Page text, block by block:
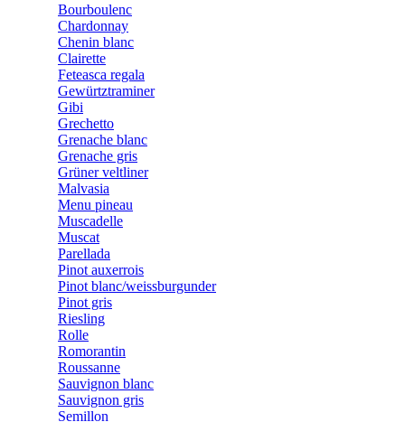
Bourboulenc
Chardonnay
Chenin blanc
Clairette
Feteasca regala
Gewürtztraminer
Gibi
Grechetto
Grenache blanc
Grenache gris
Grüner veltliner
Malvasia
Menu pineau
Muscadelle
Muscat
Parellada
Pinot auxerrois
Pinot blanc/weissburgunder
Pinot gris
Riesling
Rolle
Romorantin
Roussanne
Sauvignon blanc
Sauvignon gris
Semillon